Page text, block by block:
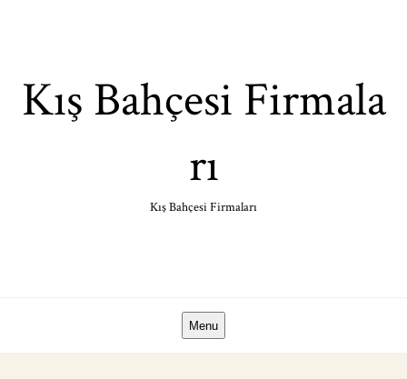
Kış Bahçesi Firmala
rı
Kış Bahçesi Firmaları
Menu